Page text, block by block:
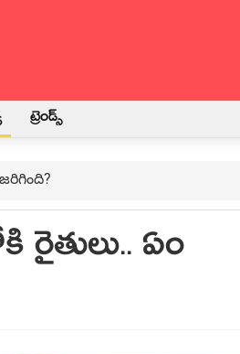
ట్రెండ్స్
ఏం